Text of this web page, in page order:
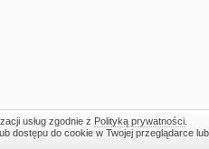
usług zgodnie z Polityką prywatności.
dostępu do cookie w Twojej przeglądarce lub